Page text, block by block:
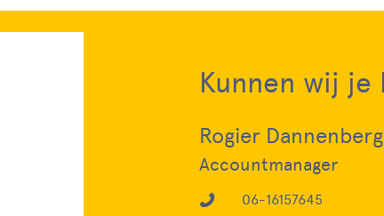
Kunnen wij je
Rogier Dannenberg
Accountmanager
06-16157645